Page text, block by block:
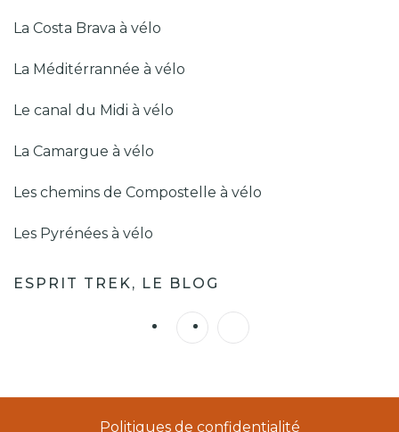
La Costa Brava à vélo
La Méditérrannée à vélo
Le canal du Midi à vélo
La Camargue à vélo
Les chemins de Compostelle à vélo
Les Pyrénées à vélo
ESPRIT TREK, LE BLOG
Politiques de confidentialité